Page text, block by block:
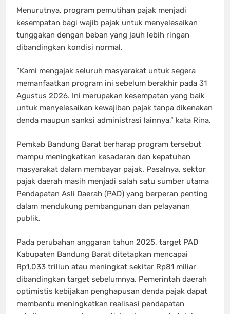
Menurutnya, program pemutihan pajak menjadi
kesempatan bagi wajib pajak untuk menyelesaikan
tunggakan dengan beban yang jauh lebih ringan
dibandingkan kondisi normal.
“Kami mengajak seluruh masyarakat untuk segera
memanfaatkan program ini sebelum berakhir pada 31
Agustus 2026. Ini merupakan kesempatan yang baik
untuk menyelesaikan kewajiban pajak tanpa dikenakan
denda maupun sanksi administrasi lainnya,” kata Rina.
Pemkab Bandung Barat berharap program tersebut
mampu meningkatkan kesadaran dan kepatuhan
masyarakat dalam membayar pajak. Pasalnya, sektor
pajak daerah masih menjadi salah satu sumber utama
Pendapatan Asli Daerah (PAD) yang berperan penting
dalam mendukung pembangunan dan pelayanan
publik.
Pada perubahan anggaran tahun 2025, target PAD
Kabupaten Bandung Barat ditetapkan mencapai
Rp1,033 triliun atau meningkat sekitar Rp81 miliar
dibandingkan target sebelumnya. Pemerintah daerah
optimistis kebijakan penghapusan denda pajak dapat
membantu meningkatkan realisasi pendapatan